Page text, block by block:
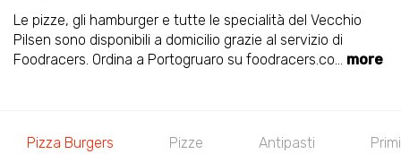
Le pizze, gli hamburger e tutte le specialità del Vecchio
Pilsen sono disponibili a domicilio grazie al servizio di
Foodracers. Ordina a Portogruaro su foodracers.co... more
Pizza Burgers Pizze Antipasti